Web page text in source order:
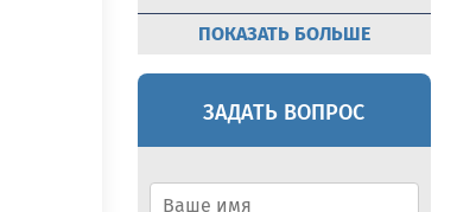
ПОКАЗАТЬ БОЛЬШЕ
ЗАДАТЬ ВОПРОС